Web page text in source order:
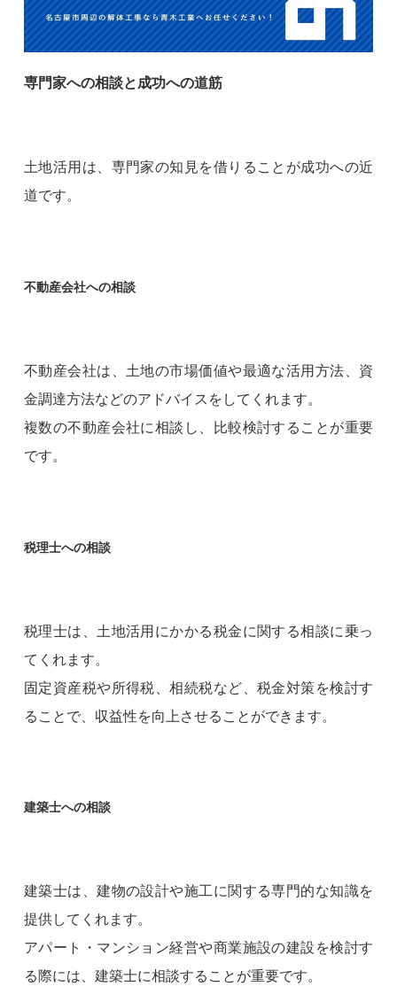
専門家への相談と成功への道筋
土地活用は、専門家の知見を借りることが成功への近
道です。
不動産会社への相談
不動産会社は、土地の市場価値や最適な活用方法、資
金調達方法などのアドバイスをしてくれます。
複数の不動産会社に相談し、比較検討することが重要
です。
税理士への相談
税理士は、土地活用にかかる税金に関する相談に乗っ
てくれます。
固定資産税や所得税、相続税など、税金対策を検討す
ることで、収益性を向上させることができます。
建築士への相談
建築士は、建物の設計や施工に関する専門的な知識を
提供してくれます。
アパート・マンション経営や商業施設の建設を検討す
る際には、建築士に相談することが重要です。